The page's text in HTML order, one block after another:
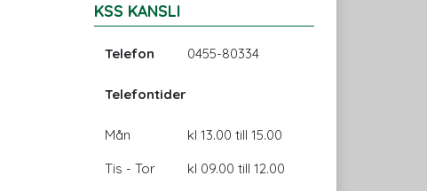
KSS KANSLI
Telefon 0455-80334
Telefontider
Mån
Tis - Tor
kl 13.00 till 15.00
kl 09.00 till 12.00